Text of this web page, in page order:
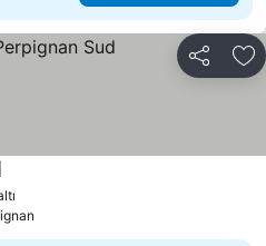
Paylaş